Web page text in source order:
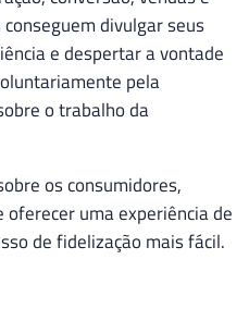
divulgar seus
e despertar a vontade
pela
o trabalho da
os consumidores,
oferecer uma experiência de
de fidelização mais fácil.